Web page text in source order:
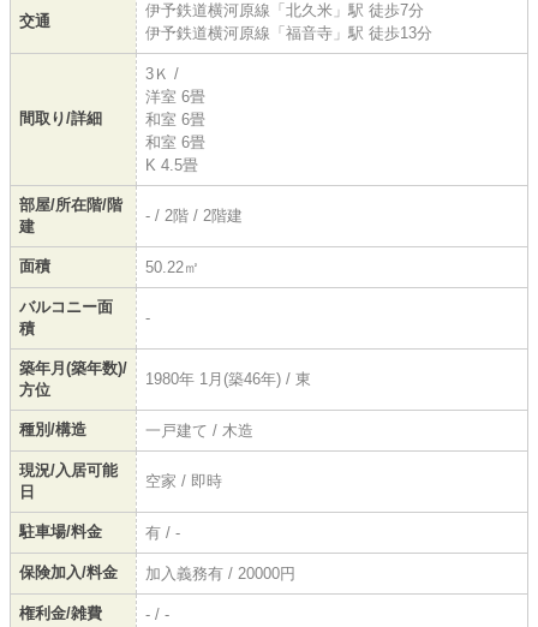
交通
伊予鉄道横河原線「北久米」駅 徒歩7分
伊予鉄道横河原線「福音寺」駅 徒歩13分
間取り/詳細
3Ｋ /
洋室 6畳
和室 6畳
和室 6畳
K 4.5畳
部屋/所在階/階
建
- / 2階 / 2階建
面積 50.22㎡
バルコニー面
積
-
築年月(築年数)/
方位
1980年 1月(築46年) / 東
種別/構造 一戸建て / 木造
現況/入居可能
日
空家 / 即時
駐車場/料金 有 / -
保険加入/料金 加入義務有 / 20000円
権利金/雑費 - / -